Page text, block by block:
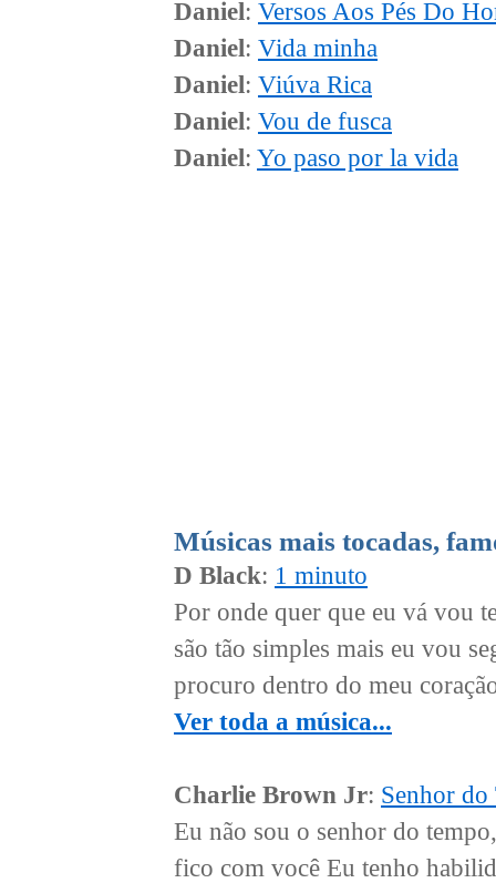
Daniel: Versos Aos Pés Do
Daniel: Vida minha
Daniel: Viúva Rica
Daniel: Vou de fusca
Daniel: Yo paso por la vida
Músicas mais tocadas,
D Black: 1 minuto
Por onde quer que eu vá vou
são tão simples mais eu vou
procuro dentro do meu
Ver toda a música...
Charlie Brown Jr: Senhor do
Eu não sou o senhor do
fico com você Eu tenho